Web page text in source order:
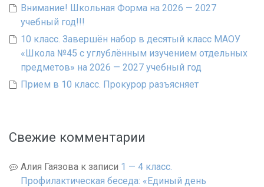
Внимание! Школьная Форма на 2026 — 2027
учебный год!!!
10 класс. Завершён набор в десятый класс МАОУ
«Школа №45 с углублённым изучением отдельных
предметов» на 2026 — 2027 учебный год
Прием в 10 класс. Прокурор разъясняет
Свежие комментарии
Алия Гаязова к записи 1 — 4 класс.
Профилактическая беседа: «Единый день